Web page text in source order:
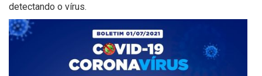
detectando o vírus.